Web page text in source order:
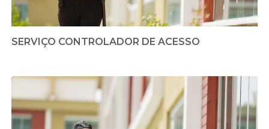
SERVIÇO CONTROLADOR DE ACESSO